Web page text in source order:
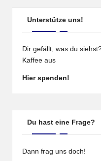
Unterstütze uns!
Dir gefällt, was du
Kaffee aus
Hier spenden!
Du hast eine Frage?
Dann frag uns doch!